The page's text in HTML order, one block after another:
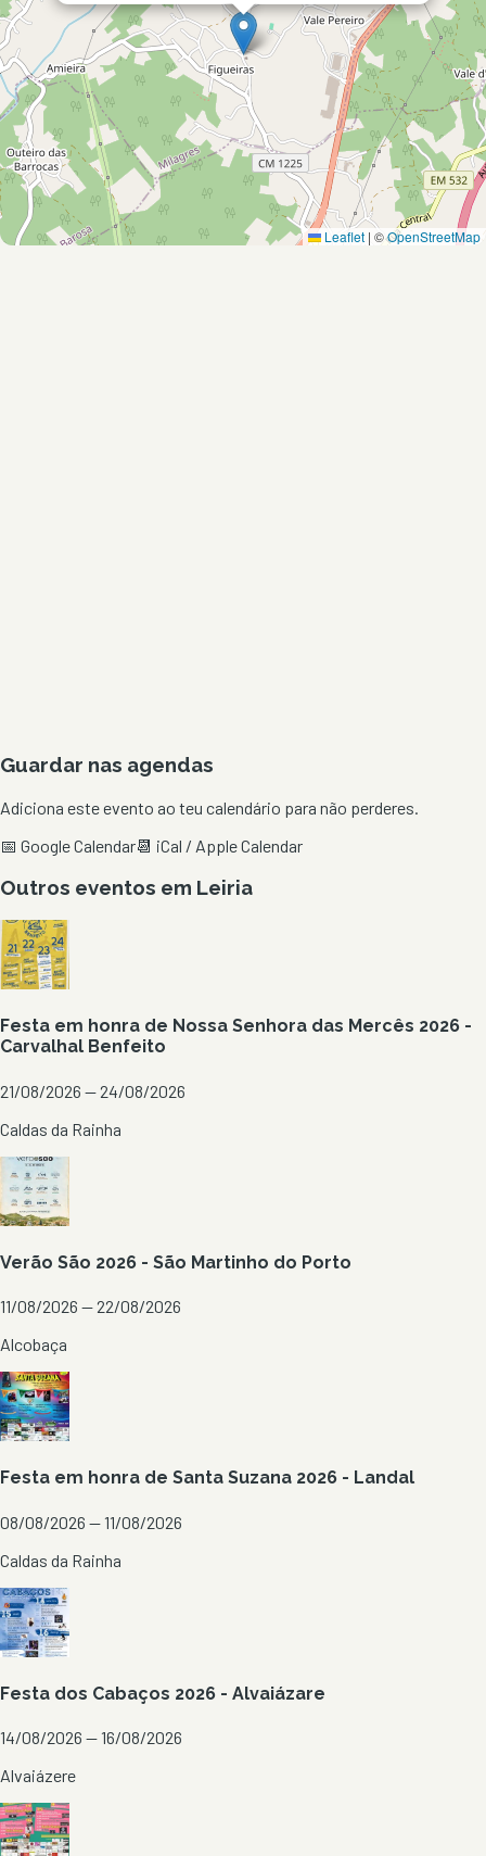
Leaflet | ©OpenStreetMap
Guardar nas agendas
Adiciona este evento ao teu calendário para não perderes.
📅 Google Calendar📆 iCal / Apple Calendar
Outros eventos em Leiria
Festa em honra de Nossa Senhora das Mercês 2026 -
Carvalhal Benfeito
21/08/2026 — 24/08/2026
Caldas da Rainha
Verão São 2026 - São Martinho do Porto
11/08/2026 — 22/08/2026
Alcobaça
Festa em honra de Santa Suzana 2026 - Landal
08/08/2026 — 11/08/2026
Caldas da Rainha
Festa dos Cabaços 2026 - Alvaiázare
14/08/2026 — 16/08/2026
Alvaiázere